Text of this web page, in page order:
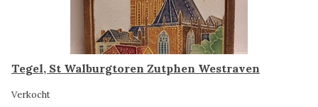
Tegel, St Walburgtoren Zutphen Westraven
Verkocht